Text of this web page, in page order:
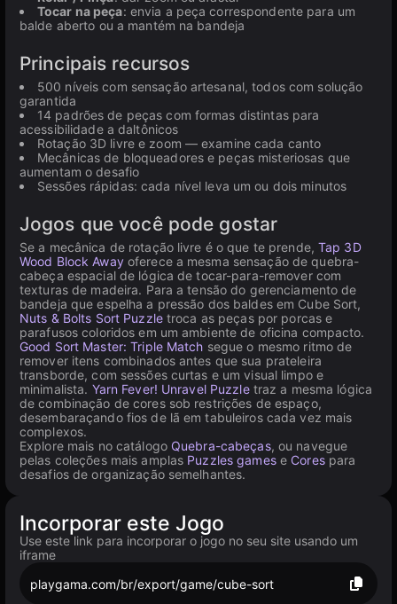
Tocar na peça: envia a peça correspondente para um
balde aberto ou a mantém na bandeja
Principais recursos
500 níveis com sensação artesanal, todos com solução
garantida
14 padrões de peças com formas distintas para
acessibilidade a daltônicos
Rotação 3D livre e zoom — examine cada canto
Mecânicas de bloqueadores e peças misteriosas que
aumentam o desafio
Sessões rápidas: cada nível leva um ou dois minutos
Jogos que você pode gostar
Se a mecânica de rotação livre é o que te prende, Tap 3D
Wood Block Awayoferece a mesma sensação de quebra-
cabeça espacial de lógica de tocar-para-remover com
texturas de madeira. Para a tensão do gerenciamento de
bandeja que espelha a pressão dos baldes em Cube Sort,
Nuts & Bolts Sort Puzzletroca as peças por porcas e
parafusos coloridos em um ambiente de oficina compacto.
Good Sort Master: Triple Match segue o mesmo ritmo de
remover itens combinados antes que sua prateleira
transborde, com sessões curtas e um visual limpo e
minimalista. Yarn Fever! Unravel Puzzletraz a mesma lógica
de combinação de cores sob restrições de espaço,
desembaraçando fios de lã em tabuleiros cada vez mais
complexos.
Explore mais no catálogo Quebra-cabeças, ou navegue
pelas coleções mais amplas Puzzles gamese Corespara
desafios de organização semelhantes.
Incorporar este Jogo
Use este link para incorporar o jogo no seu site usando um
iframe
playgama.com/br/export/game/cube-sort